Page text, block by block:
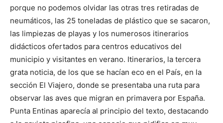
porque no podemos olvidar las otras tres retiradas de
neumáticos, las 25 toneladas de plástico que se sacaron,
las limpiezas de playas y los numerosos itinerarios
didácticos ofertados para centros educativos del
municipio y visitantes en verano. Itinerarios, la tercera
grata noticia, de los que se hacían eco en el País, en la
sección El Viajero, donde se presentaba una ruta para
observar las aves que migran en primavera por España.
Punta Entinas aparecía al principio del texto, destacando